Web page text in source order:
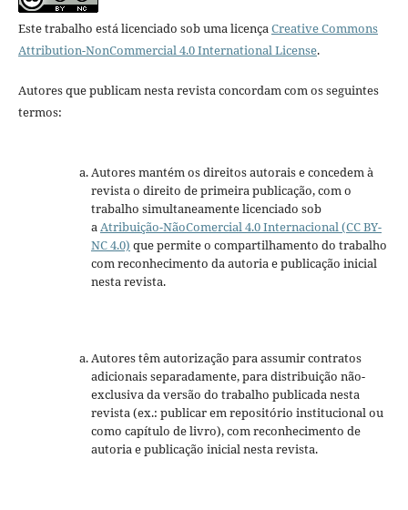
Este trabalho está licenciado sob uma licençaCreative Commons
Attribution-NonCommercial 4.0 International License.
Autores que publicam nesta revista concordam com os seguintes
termos:
Autores mantém os direitos autorais e concedem à
revista o direito de primeira publicação, com o
trabalho simultaneamente licenciado sob
aAtribuição-NãoComercial 4.0 Internacional (CC BY-
NC 4.0) que permite o compartilhamento do trabalho
com reconhecimento da autoria e publicação inicial
nesta revista.
Autores têm autorização para assumir contratos
adicionais separadamente, para distribuição não-
exclusiva da versão do trabalho publicada nesta
revista (ex.: publicar em repositório institucional ou
como capítulo de livro), com reconhecimento de
autoria e publicação inicial nesta revista.